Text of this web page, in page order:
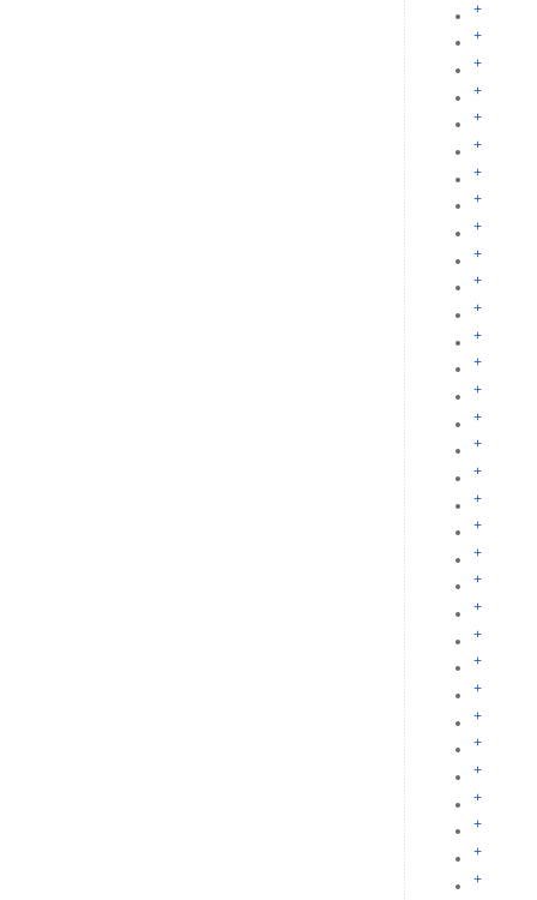
+
+
+
+
+
+
+
+
+
+
+
+
+
+
+
+
+
+
+
+
+
+
+
+
+
+
+
+
+
+
+
+
+